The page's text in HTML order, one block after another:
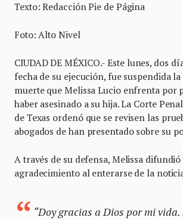
Texto: Redacción Pie de Página
Foto: Alto Nivel
CIUDAD DE MÉXICO.- Este lunes, dos
fecha de su ejecución, fue suspendida
muerte que Melissa Lucio enfrenta por
haber asesinado a su hija. La Corte
de Texas ordenó que se revisen las
abogados de han presentado sobre su
A través de su defensa, Melissa
agradecimiento al enterarse de la
“Doy gracias a Dios por mi vida.